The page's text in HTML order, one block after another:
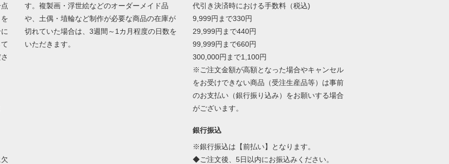
す。複製画・浮世絵などのオーダーメイド品
や、土偶・埴輪など制作が必要な商品の在庫が
切れていた場合は、3週間～1カ月程度の日数を
いただきます。
代引き決済時における手数料（税込)
9,999円まで330円
29,999円まで440円
99,999円まで660円
300,000円まで1,100円
※ご注文金額が高額となった場合やキャンセル
をお受けできない商品（受注生産品等）は事前
のお支払い（銀行振り込み）をお願いする場合
がございます。
銀行振込
※銀行振込は【前払い】となります。
◆ご注文後、5日以内にお振込みください。